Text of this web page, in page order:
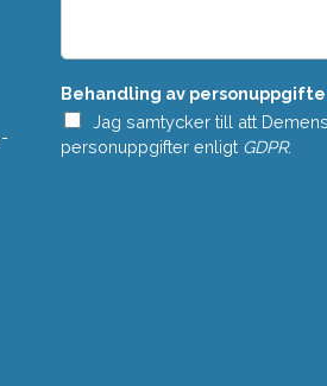
a
d
e
*
Behandling av
Jag samtycker till att
personuppgifter enligt GDPR.